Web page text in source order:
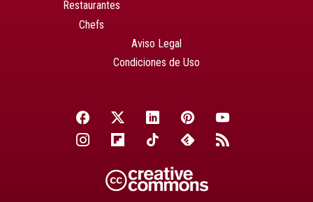
Restaurantes
Chefs
Aviso Legal
Condiciones de Uso